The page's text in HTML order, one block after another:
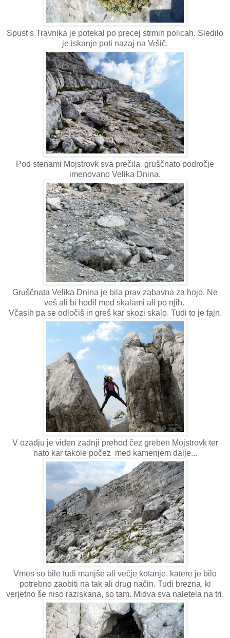
Spust s Travnika je potekal po precej strmih policah. Sledilo
je iskanje poti nazaj na Vršič.
Pod stenami Mojstrovk sva prečila gruščnato področje
imenovano Velika Dnina.
Gruščnata Velika Dnina je bila prav zabavna za hojo. Ne
veš ali bi hodil med skalami ali po njih.
Včasih pa se odločiš in greš kar skozi skalo. Tudi to je fajn.
V ozadju je viden zadnji prehod čez greben Mojstrovk ter
nato kar takole počez med kamenjem dalje...
Vmes so bile tudi manjše ali večje kotanje, katere je bilo
potrebno zaobiti na tak ali drug način. Tudi brezna, ki
verjetno še niso raziskana, so tam. Midva sva naletela na tri.